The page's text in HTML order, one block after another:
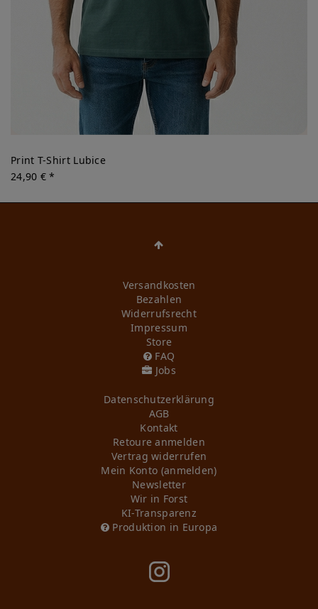
Print T-Shirt Lubice
24,90 € *
Versandkosten
Bezahlen
Widerrufs­recht
Impressum
Store
FAQ
Jobs
Daten­schutz­erklärung
AGB
Kontakt
Retoure anmelden
Vertrag widerrufen
Mein Konto (anmelden)
Newsletter
Wir in Forst
KI-Transparenz
Produktion in Europa